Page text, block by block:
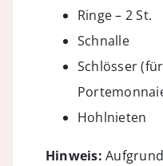
Ringe – 2 St.
Schnalle
Schlösser
Hohlnieten
Hinweis: